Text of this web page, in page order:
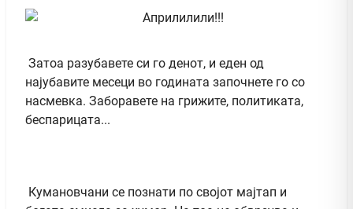
Затоа разубавете си го денот, и еден од
најубавите месеци во годината започнете го со
насмевка. Заборавете на грижите, политиката,
беспарицата...
Кумановчани се познати по својот мајтап и